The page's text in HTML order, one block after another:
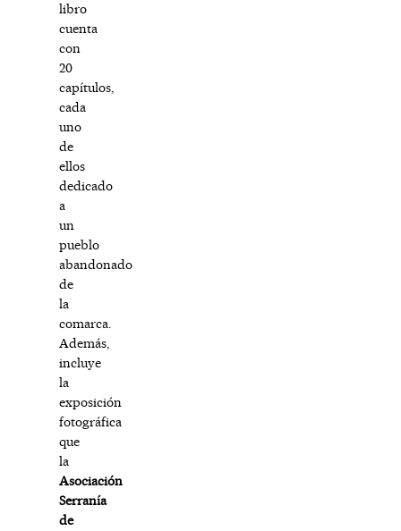
libro
cuenta
con
20
capítulos,
cada
uno
de
ellos
dedicado
a
un
pueblo
abandonado
de
la
comarca.
Además,
incluye
la
exposición
fotográfica
que
la
Asociación
Serranía
de